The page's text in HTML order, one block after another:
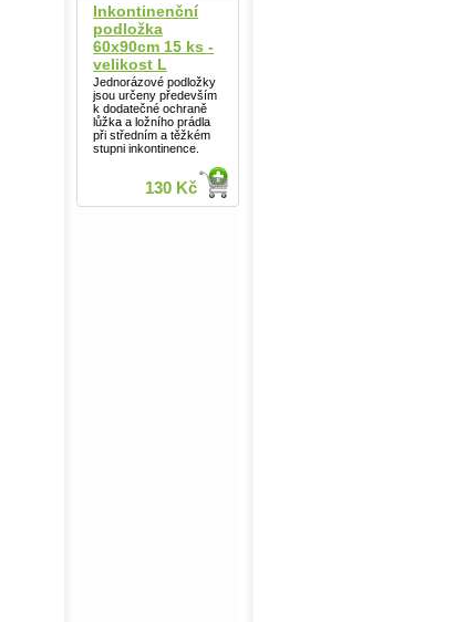
Inkontinenční
podložka
60x90cm 15 ks -
velikost L
Jednorázové podložky
jsou určeny především
k dodatečné ochraně
lůžka a ložního prádla
při středním a těžkém
stupni inkontinence.
130 Kč